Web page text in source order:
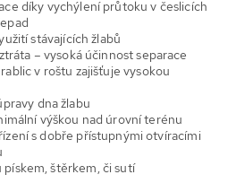
díky vychýlení průtoku v česlicích
stávajícíchžlabů
ztráta – vysoká účinnost separace
v roštu zajišťuje vysokou
dna žlabu
výškou nad úrovní terénu
s dobře přístupnými otvíracími
štěrkem, či sutí